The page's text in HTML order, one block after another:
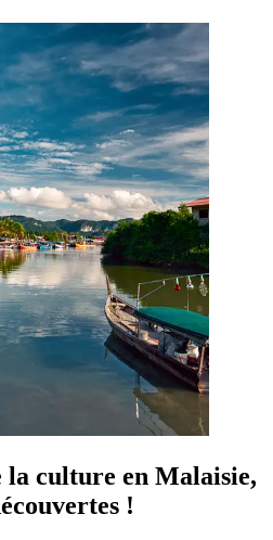
la culture en Malaisie,
!